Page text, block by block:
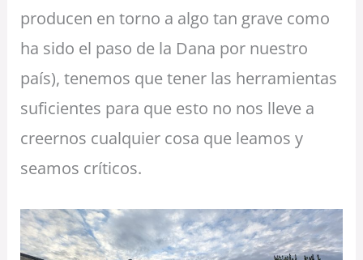
producen en torno a algo tan grave como
ha sido el paso de la Dana por nuestro
país), tenemos que tener las herramientas
suficientes para que esto no nos lleve a
creernos cualquier cosa que leamos y
seamos críticos.